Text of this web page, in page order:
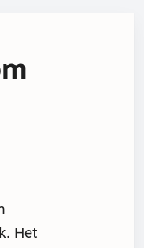
Het